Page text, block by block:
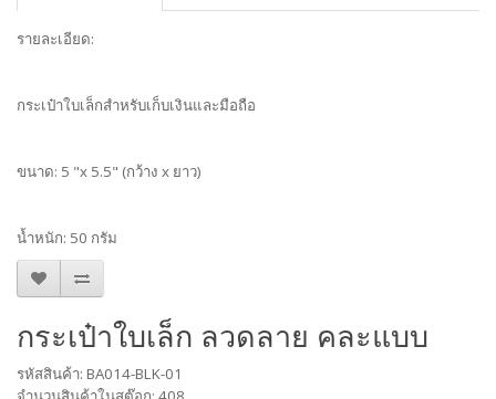
รายละเอียด:
กระเป๋าใบเล็กสำหรับเก็บเงินและมือถือ
ขนาด: 5 "x 5.5" (กว้าง x ยาว)
น้ำหนัก: 50 กรัม
กระเป๋าใบเล็ก ลวดลาย คละแบบ
รหัสสินค้า: BA014-BLK-01